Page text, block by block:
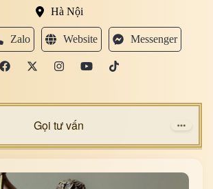
Hà Nội
Zalo Website Messenger
Gọi tư vấn